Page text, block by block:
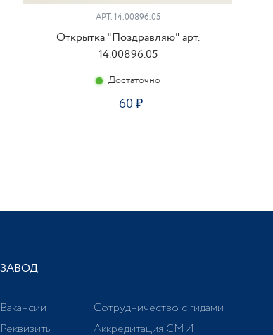
АРТ. 14.00896.05
Открытка "Поздравляю" арт.
14.00896.05
Достаточно
60
ЗАВОД
Вакансии
Реквизиты
Сотрудничество с гидами
Аккредитация СМИ